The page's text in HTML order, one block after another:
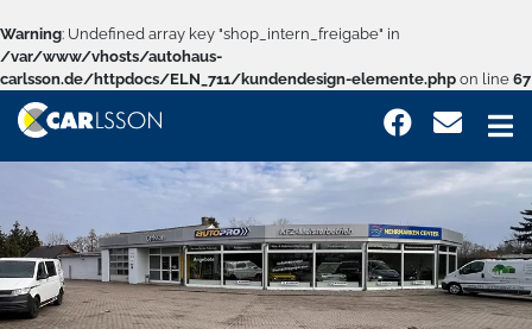
Warning: Undefined array key "shop_intern_freigabe" in
/var/www/vhosts/autohaus-
carlsson.de/httpdocs/ELN_711/kundendesign-elemente.php on line 67